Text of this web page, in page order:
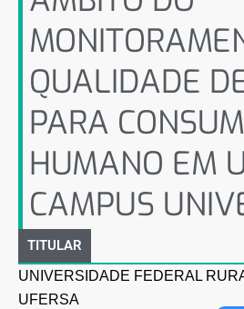
QUALIDADE
PARA
HUMANO EM
CAMPUS
TITULAR
UNIVERSIDADE FEDERAL
UFERSA